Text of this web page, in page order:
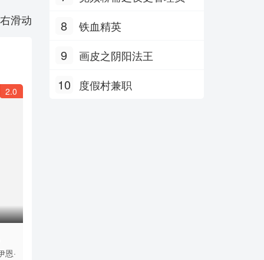
滑动
2.0
恩·
8 铁血精英
9 画皮之阴阳法王
10 度假村兼职